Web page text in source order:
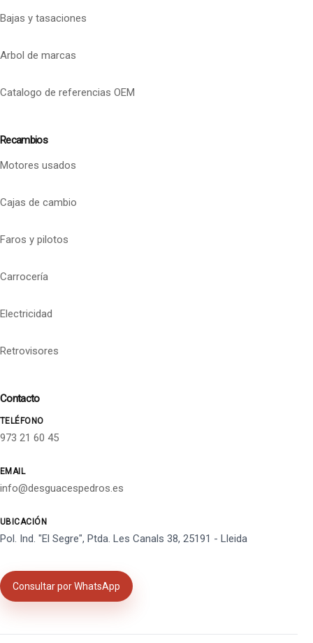
Bajas y tasaciones
Arbol de marcas
Catalogo de referencias OEM
Recambios
Motores usados
Cajas de cambio
Faros y pilotos
Carrocería
Electricidad
Retrovisores
Contacto
TELÉFONO
973 21 60 45
EMAIL
info@desguacespedros.es
UBICACIÓN
Pol. Ind. "El Segre", Ptda. Les Canals 38, 25191 - Lleida
Consultar por WhatsApp